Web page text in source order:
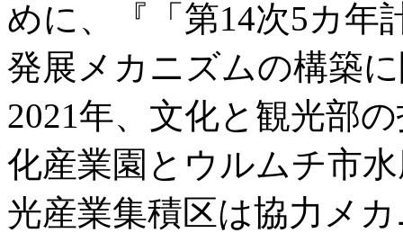
めに、『「第14次5カ年
発展メカニズムの構築
2021年、文化と観光部
化産業園とウルムチ市
光産業集積区は協力メ